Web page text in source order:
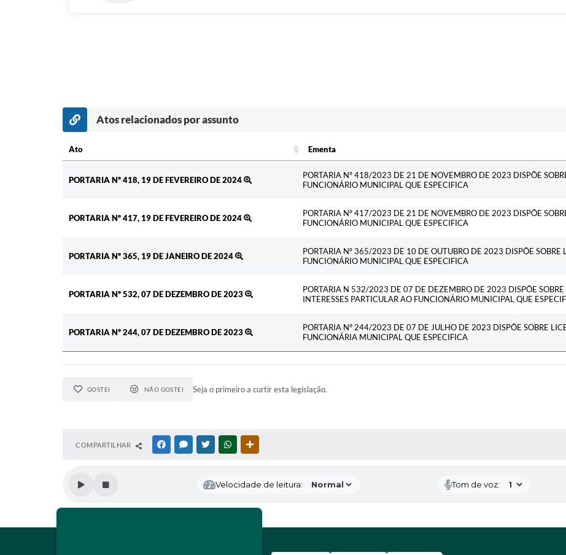
Atos relacionados por assunto
Ato Ementa
PORTARIA Nº 418, 19 DE FEVEREIRO DE 2024
PORTARIA Nº 418/2023 DE 21 DE NOVEMBRO DE 2023 DISPÕE
FUNCIONÁRIO MUNICIPAL QUE ESPECIFICA
PORTARIA Nº 417, 19 DE FEVEREIRO DE 2024
PORTARIA Nº 417/2023 DE 21 DE NOVEMBRO DE 2023 DISPÕE
FUNCIONÁRIO MUNICIPAL QUE ESPECIFICA
PORTARIA Nº 365, 19 DE JANEIRO DE 2024
PORTARIA Nº 365/2023 DE 10 DE OUTUBRO DE 2023 DISPÕE SOBRE
FUNCIONÁRIO MUNICIPAL QUE ESPECIFICA
PORTARIA Nº 532, 07 DE DEZEMBRO DE 2023
PORTARIA N 532/2023 DE 07 DE DEZEMBRO DE 2023 DISPÕE SOBRE
INTERESSES PARTICULAR AO FUNCIONÁRIO MUNICIPAL QUE
PORTARIA Nº 244, 07 DE DEZEMBRO DE 2023
PORTARIA Nº 244/2023 DE 07 DE JULHO DE 2023 DISPÕE SOBRE
FUNCIONÁRIA MUNICIPAL QUE ESPECIFICA
GOSTEI NÃO GOSTEI Seja o primeiro a curtir esta legislação.
COMPARTILHAR FACEBOOKMESSENGER
TWITTERWHATSAPP
Velocidade de leitura: Tom de voz: